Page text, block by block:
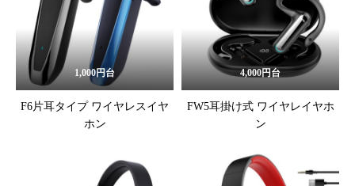
1,000円台
F6片耳タイプ ワイヤレスイヤ
ホン
4,000円台
FW5耳掛け式 ワイヤレイヤホ
ン